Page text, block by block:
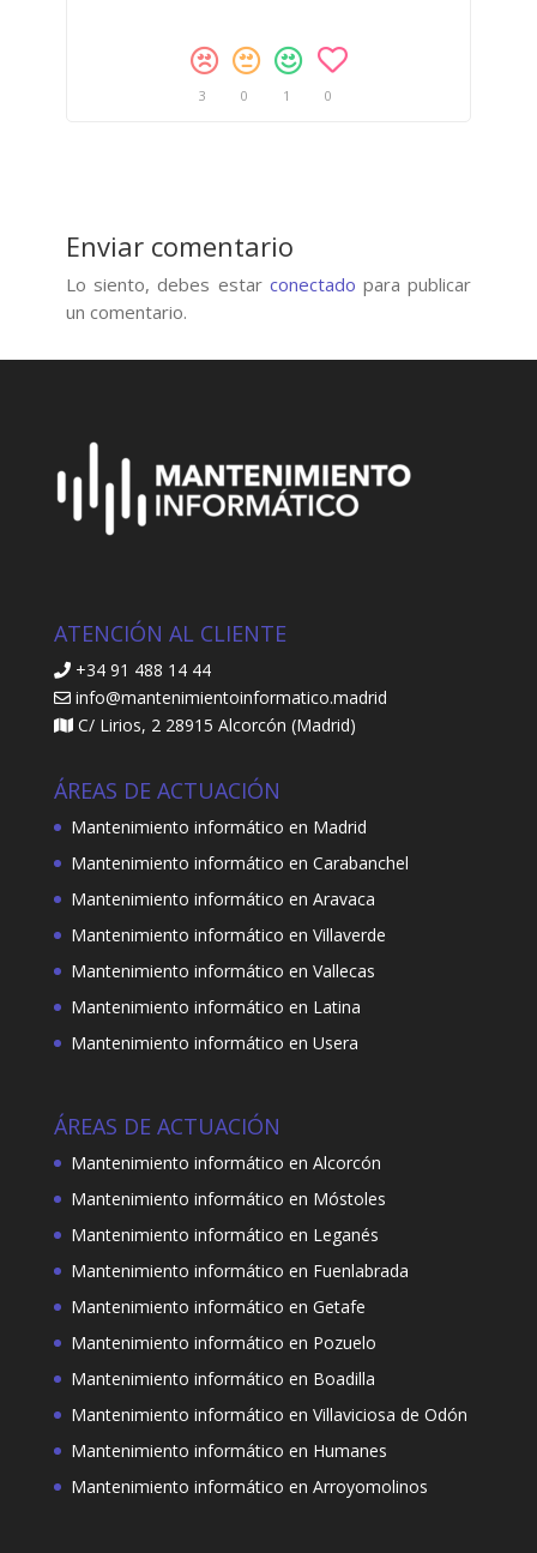
3 0 1 0
Enviar comentario
Lo siento, debes estar conectado para publicar
un comentario.
ATENCIÓN AL CLIENTE
+34 91 488 14 44
info@mantenimientoinformatico.madrid
C/ Lirios, 2 28915 Alcorcón (Madrid)
ÁREAS DE ACTUACIÓN
Mantenimiento informático en Madrid
Mantenimiento informático en Carabanchel
Mantenimiento informático en Aravaca
Mantenimiento informático en Villaverde
Mantenimiento informático en Vallecas
Mantenimiento informático en Latina
Mantenimiento informático en Usera
ÁREAS DE ACTUACIÓN
Mantenimiento informático en Alcorcón
Mantenimiento informático en Móstoles
Mantenimiento informático en Leganés
Mantenimiento informático en Fuenlabrada
Mantenimiento informático en Getafe
Mantenimiento informático en Pozuelo
Mantenimiento informático en Boadilla
Mantenimiento informático en Villaviciosa de Odón
Mantenimiento informático en Humanes
Mantenimiento informático en Arroyomolinos